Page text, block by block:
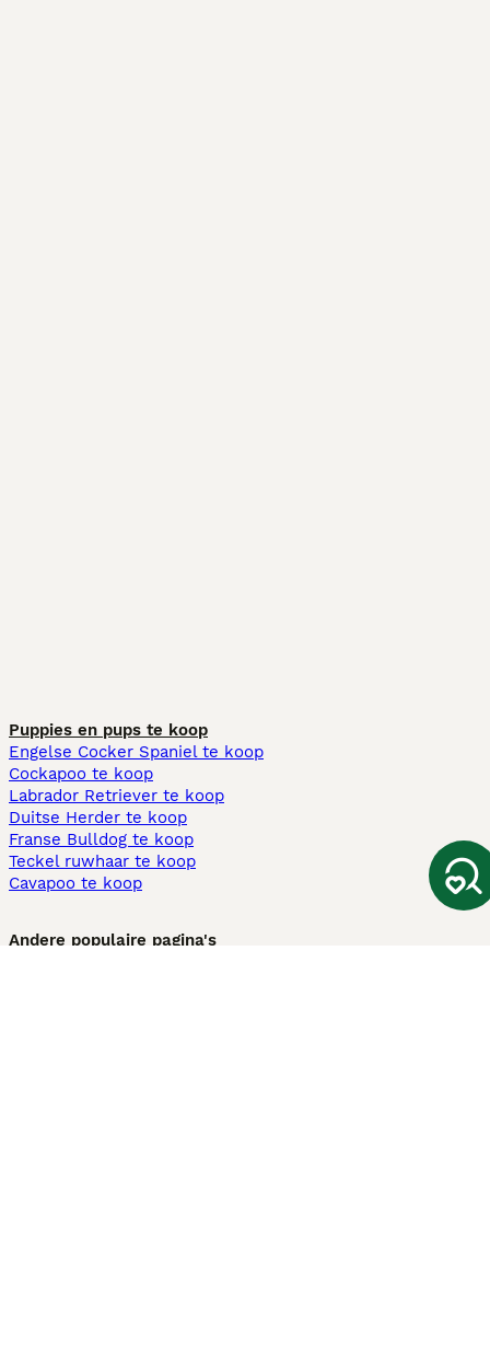
Puppies en pups te koop
Engelse Cocker Spaniel te koop
Cockapoo te koop
Labrador Retriever te koop
Duitse Herder te koop
Franse Bulldog te koop
Teckel ruwhaar te koop
Cavapoo te koop
Andere populaire pagina's